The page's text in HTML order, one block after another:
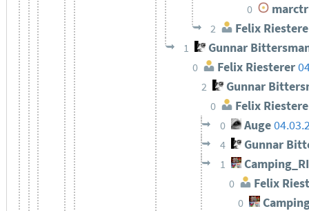
0
2 Felix
1 Gunnar
0 Felix Riesterer
2 Gunnar
0 Felix
0 Auge
4 Gunnar
1
0 Felix
0